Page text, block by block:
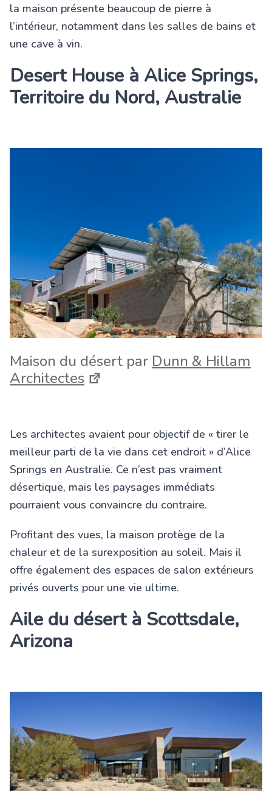
la maison présente beaucoup de pierre à
l’intérieur, notamment dans les salles de bains et
une cave à vin.
Desert House à Alice Springs,
Territoire du Nord, Australie
Maison du désert par Dunn & Hillam
Architectes
Les architectes avaient pour objectif de « tirer le
meilleur parti de la vie dans cet endroit » d’Alice
Springs en Australie. Ce n’est pas vraiment
désertique, mais les paysages immédiats
pourraient vous convaincre du contraire.
Profitant des vues, la maison protège de la
chaleur et de la surexposition au soleil. Mais il
offre également des espaces de salon extérieurs
privés ouverts pour une vie ultime.
Aile du désert à Scottsdale,
Arizona